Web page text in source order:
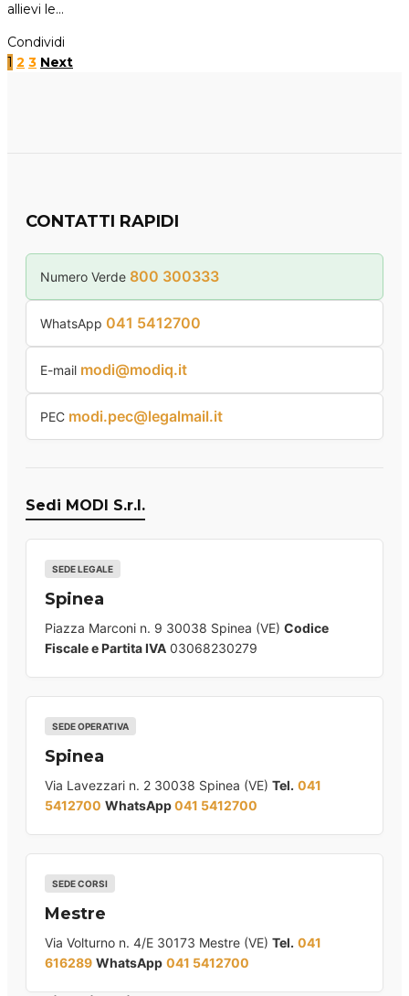
allievi le…
Condividi
1 2 3 Next
CONTATTI RAPIDI
Numero Verde 800 300333
WhatsApp 041 5412700
E-mail modi@modiq.it
PEC modi.pec@legalmail.it
Sedi MODI S.r.l.
SEDE LEGALE
Spinea
Piazza Marconi n. 9 30038 Spinea (VE) Codice
Fiscale e Partita IVA 03068230279
SEDE OPERATIVA
Spinea
Via Lavezzari n. 2 30038 Spinea (VE) Tel. 041
5412700 WhatsApp041 5412700
SEDE CORSI
Mestre
Via Volturno n. 4/E 30173 Mestre (VE) Tel. 041
616289 WhatsApp 041 5412700